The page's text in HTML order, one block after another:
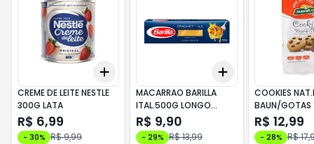
Add
CREME DE LEITE NESTLE
300G LATA
R$ 6,99
- 30% R$ 9,99
+10
Add
MACARRAO BARILLA
ITAL.500G LONGO
SPAGHETTI 5
R$ 9,90
- 29% R$ 13,99
COOKIES
BAUN/GOTAS
S/GLUT
R$ 12,99
- 28% R$